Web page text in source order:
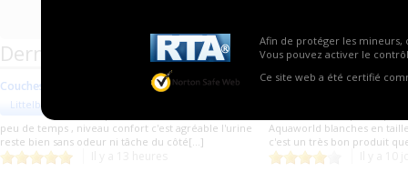
Afin de protéger les mineurs,
Vous pouvez activer le
Ce site web a été certifié
Derniers commentaires de produits
Couches blanches
Littelboy91
peu de temps , niveau confort c'est agréable l'urine
reste bien sans odeur ni tâche du côté[...]
Couches blanches :
Aquaworld blanches en
c'est un très bon produit